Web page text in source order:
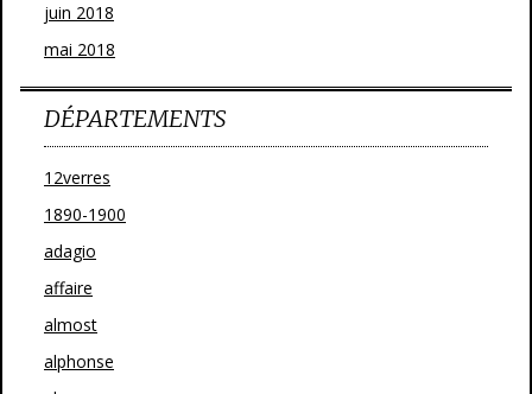
juin 2018
mai 2018
DÉPARTEMENTS
12verres
1890-1900
adagio
affaire
almost
alphonse